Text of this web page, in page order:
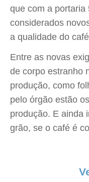
que com a portaria
considerados
a qualidade do
Entre as novas
de corpo estranho
produção, como
pelo órgão estão
produção. E ainda
grão, se o café é